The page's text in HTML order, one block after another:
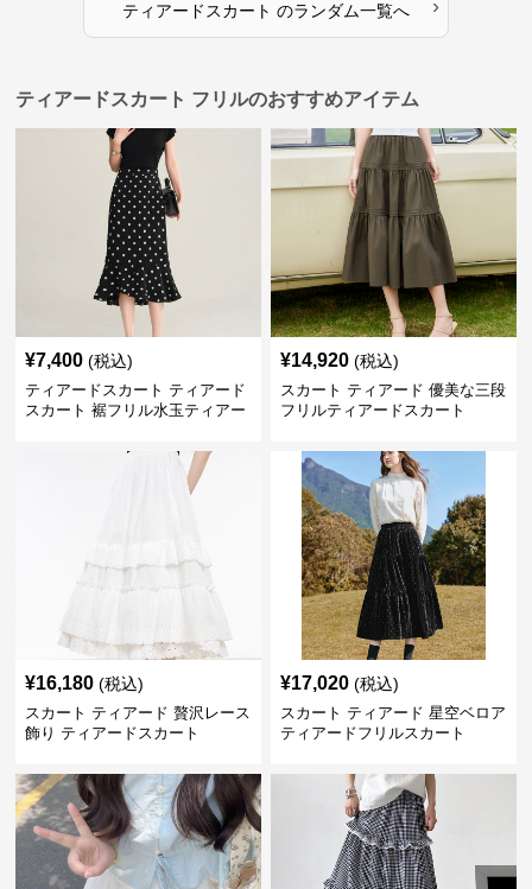
ティアードスカート のランダム一覧へ ›
ティアードスカート フリルのおすすめアイテム
¥7,400 (税込)
ティアードスカート ティアード
スカート 裾フリル水玉ティアー
¥14,920 (税込)
スカート ティアード 優美な三段
フリルティアードスカート
¥16,180 (税込)
スカート ティアード 贅沢レース
飾り ティアードスカート
¥17,020 (税込)
スカート ティアード 星空ベロア
ティアードフリルスカート